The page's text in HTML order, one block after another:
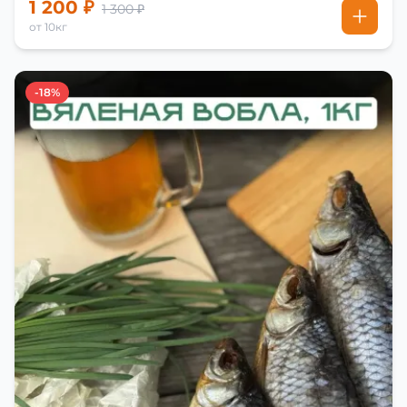
1 200 ₽ 1 300 ₽
от 10кг
-18%